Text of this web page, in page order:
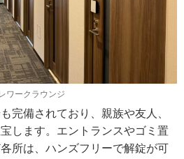
ワークラウンジ
完備されており、親族や友人、
します。エントランスやゴミ置
所は、ハンズフリーで解錠が可